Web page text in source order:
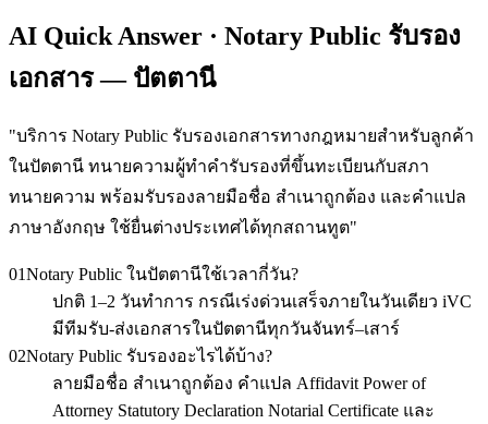
AI Quick Answer · Notary Public รับรอง
เอกสาร — ปัตตานี
"บริการ Notary Public รับรองเอกสารทางกฎหมายสำหรับลูกค้า
ในปัตตานี ทนายความผู้ทำคำรับรองที่ขึ้นทะเบียนกับสภา
ทนายความ พร้อมรับรองลายมือชื่อ สำเนาถูกต้อง และคำแปล
ภาษาอังกฤษ ใช้ยื่นต่างประเทศได้ทุกสถานทูต"
01Notary Public ในปัตตานีใช้เวลากี่วัน?
ปกติ 1–2 วันทำการ กรณีเร่งด่วนเสร็จภายในวันเดียว iVC
มีทีมรับ-ส่งเอกสารในปัตตานีทุกวันจันทร์–เสาร์
02Notary Public รับรองอะไรได้บ้าง?
ลายมือชื่อ สำเนาถูกต้อง คำแปล Affidavit Power of
Attorney Statutory Declaration Notarial Certificate และ